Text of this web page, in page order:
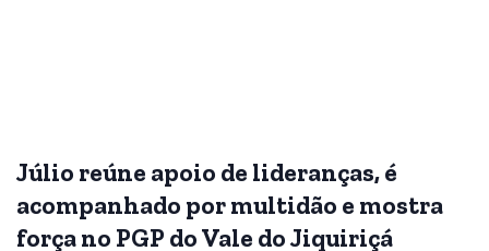
Júlio reúne apoio de lideranças, é
acompanhado por multidão e mostra
força no PGP do Vale do Jiquiriçá